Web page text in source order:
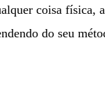
coisa física,
do seu